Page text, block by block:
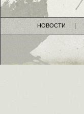
НОВОСТИ